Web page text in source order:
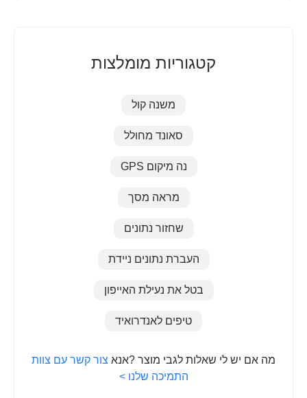
קטגוריות מומלצות
משנה קול
סאונד מחולל
נה מיקום GPS
מראה מסך
שחזור נתונים
העברת נתונים ניידת
בטל את נעילת האייפון
טיפים לאנדרואיד
מה אם יש לי שאלות לגבי מוצר ?אנא צור קשר עם צוות
התמיכה שלנו >